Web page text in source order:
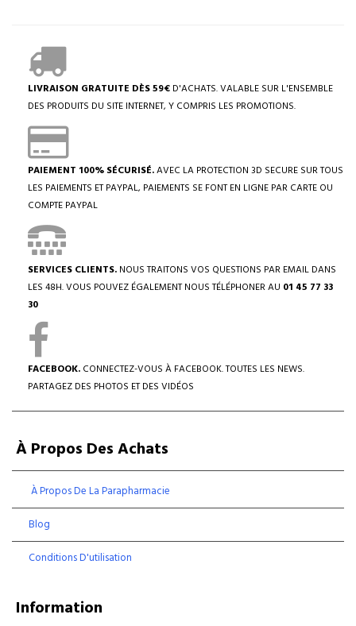
LIVRAISON GRATUITE DÈS 59€ D'ACHATS. VALABLE SUR L'ENSEMBLE
DES PRODUITS DU SITE INTERNET, Y COMPRIS LES PROMOTIONS.
PAIEMENT 100% SÉCURISÉ.AVEC LA PROTECTION 3D SECURE SUR TOUS
LES PAIEMENTS ET PAYPAL, PAIEMENTS SE FONT EN LIGNE PAR CARTE OU
COMPTE PAYPAL
SERVICES CLIENTS. NOUS TRAITONS VOS QUESTIONS PAR EMAIL DANS
LES 48H. VOUS POUVEZ ÉGALEMENT NOUS TÉLÉPHONER AU 01 45 77 33
30
FACEBOOK. CONNECTEZ-VOUS À FACEBOOK. TOUTES LES NEWS.
PARTAGEZ DES PHOTOS ET DES VIDÉOS
À Propos Des Achats
À Propos De La Parapharmacie
Blog
Conditions D'utilisation
Information